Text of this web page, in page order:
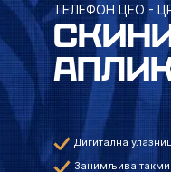
ТЕЛЕФОН ЦЕО -
Дигитална
Занимљива